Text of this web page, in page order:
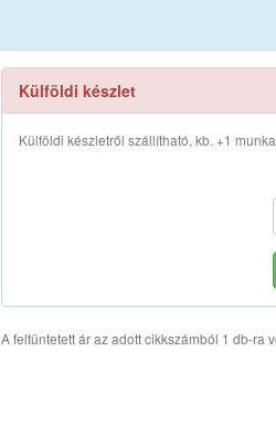
Külföldi készlet
Külföldi készletről szállítható, kb. +1
A feltüntetett ár az adott cikkszámból 1 db-ra